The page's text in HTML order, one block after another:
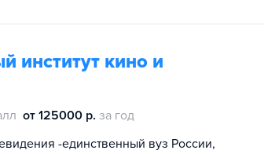
институт кино и
от 125000 р. за год
-единственный вуз России,